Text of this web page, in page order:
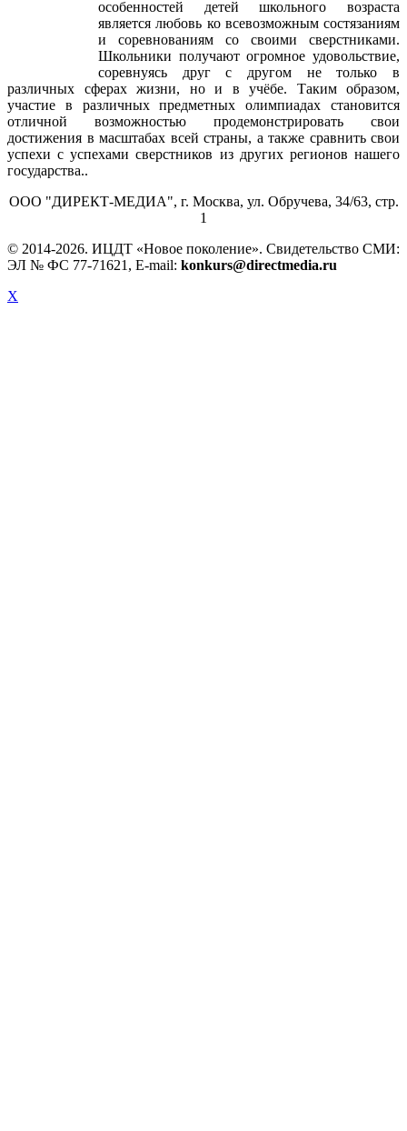
особенностей детей школьного возраста
является любовь ко всевозможным состязаниям
и соревнованиям со своими сверстниками.
Школьники получают огромное удовольствие,
соревнуясь друг с другом не только в
различных сферах жизни, но и в учёбе. Таким образом,
участие в различных предметных олимпиадах становится
отличной возможностью продемонстрировать свои
достижения в масштабах всей страны, а также сравнить свои
успехи с успехами сверстников из других регионов нашего
государства..
ООО "ДИРЕКТ-МЕДИА", г. Москва, ул. Обручева, 34/63, стр.
1
© 2014-2026. ИЦДТ «Новое поколение». Свидетельство СМИ:
ЭЛ № ФС 77-71621, E-mail: konkurs@directmedia.ru
X